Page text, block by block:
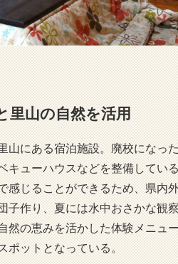
里山の自然を活用
山にある宿泊施設。廃校になっ
キューハウスなどを整備してい
感じることができるため、県内
子作り、夏には水中おさかな観
然の恵みを活かした体験メニュ
ットとなっている。